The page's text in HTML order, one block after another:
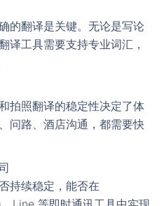
的翻译是关键。无论是写论
译工具需要支持专业词汇，
拍照翻译的稳定性决定了体
问路、酒店沟通，都需要快
持续稳定 ，能否在